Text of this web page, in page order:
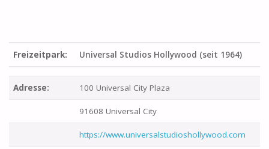
Freizeitpark: Universal Studios Hollywood (seit 1964)
Adresse: 100 Universal City Plaza
91608 Universal City
https://www.universalstudioshollywood.com